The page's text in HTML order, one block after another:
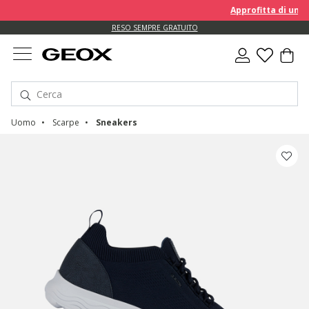
Approfitta di un
RESO SEMPRE GRATUITO
Uomo Scarpe Sneakers